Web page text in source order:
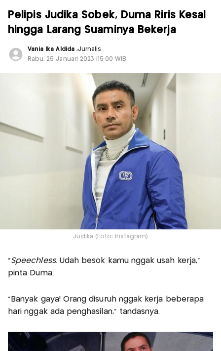
Pelipis Judika Sobek, Duma Riris Kesal
hingga Larang Suaminya Bekerja
Vania Ika Aldida ,Jurnalis
Rabu, 25 Januari 2023 |15:00 WIB
Judika (Foto: Instagram)
"Speechless. Udah besok kamu nggak usah kerja,"
pinta Duma.
"Banyak gaya! Orang disuruh nggak kerja beberapa
hari nggak ada penghasilan," tandasnya.